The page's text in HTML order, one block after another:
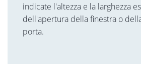
indicate l'altezza e la larghezza
dell'apertura della finestra o
porta.